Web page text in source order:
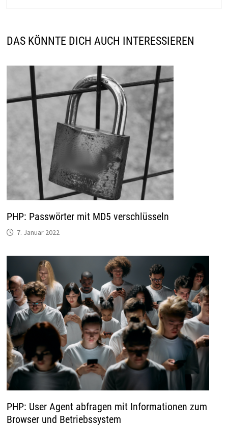
DAS KÖNNTE DICH AUCH INTERESSIEREN
PHP: Passwörter mit MD5 verschlüsseln
7. Januar 2022
PHP: User Agent abfragen mit Informationen zum
Browser und Betriebssystem